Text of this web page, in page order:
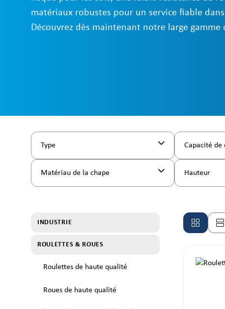
matériaux robustes pour un service fiable
Découvrez dès maintenant notre large gamme
Type Capacité de
Matériau de la chape Hauteur
INDUSTRIE
ROULETTES & ROUES
Roulettes de haute qualité
Roues de haute qualité